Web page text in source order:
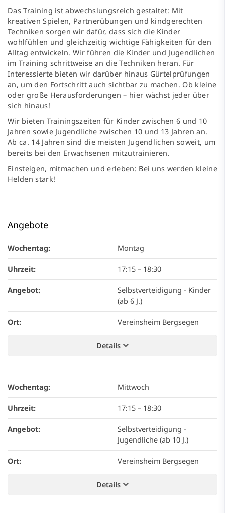
Das Training ist abwechslungsreich gestaltet: Mit
kreativen Spielen, Partnerübungen und kindgerechten
Techniken sorgen wir dafür, dass sich die Kinder
wohlfühlen und gleichzeitig wichtige Fähigkeiten für den
Alltag entwickeln. Wir führen die Kinder und Jugendlichen
im Training schrittweise an die Techniken heran. Für
Interessierte bieten wir darüber hinaus Gürtelprüfungen
an, um den Fortschritt auch sichtbar zu machen. Ob kleine
oder große Herausforderungen – hier wächst jeder über
sich hinaus!
Wir bieten Trainingszeiten für Kinder zwischen 6 und 10
Jahren sowie Jugendliche zwischen 10 und 13 Jahren an.
Ab ca. 14 Jahren sind die meisten Jugendlichen soweit, um
bereits bei den Erwachsenen mitzutrainieren.
Einsteigen, mitmachen und erleben: Bei uns werden kleine
Helden stark!
Angebote
Wochentag: Montag
Uhrzeit: 17:15 – 18:30
Angebot:
Selbstverteidigung - Kinder
(ab 6 J.)
Ort: Vereinsheim Bergsegen
Details
Wochentag: Mittwoch
Uhrzeit: 17:15 – 18:30
Angebot:
Selbstverteidigung -
Jugendliche (ab 10 J.)
Ort: Vereinsheim Bergsegen
Details